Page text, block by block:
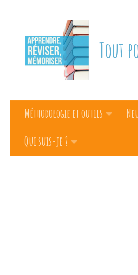
Tout
Méthodologie et outils
Qui suis-je ?